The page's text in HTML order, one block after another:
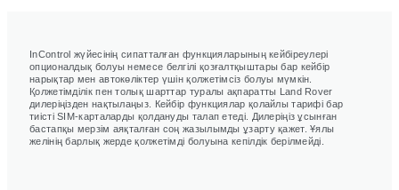
InControl жүйесінің сипатталған функцияларының кейбіреулері
опционалдық болуы немесе белгілі қозғалтқыштары бар кейбір
нарықтар мен автокөліктер үшін қолжетімсіз болуы мүмкін.
Қолжетімділік пен толық шарттар туралы ақпаратты Land Rover
дилеріңізден нақтылаңыз. Кейбір функциялар қолайлы тарифі бар
тиісті SIM-карталарды қолдануды талап етеді. Дилеріңіз ұсынған
бастапқы мерзім аяқталған соң жазылымды ұзарту қажет. Ұялы
желінің барлық жерде қолжетімді болуына кепілдік берілмейді.